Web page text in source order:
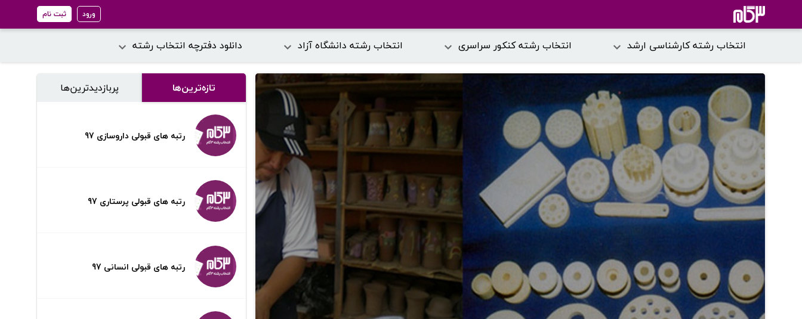
ورود ثبت نام
انتخاب رشته کارشناسی ارشد انتخاب رشته کنکور سراسری انتخاب رشته دانشگاه آزاد دانلود دفترچه انتخاب رشته
تازه‌ترین‌ها پر‌بازدیدترین‌ها
رتبه های قبولی داروسازی 97
رتبه های قبولی پرستاری 97
رتبه های قبولی انسانی 97